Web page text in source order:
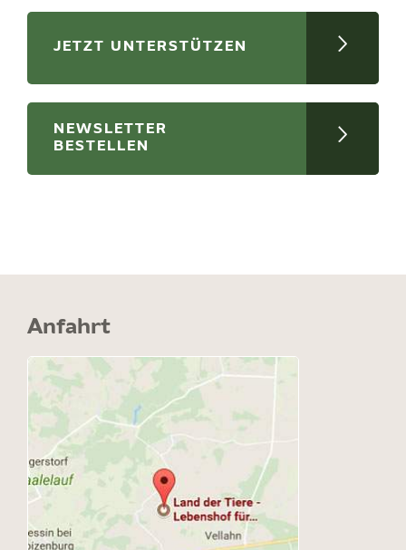
JETZT UNTERSTÜTZEN
NEWSLETTER
BESTELLEN
Anfahrt